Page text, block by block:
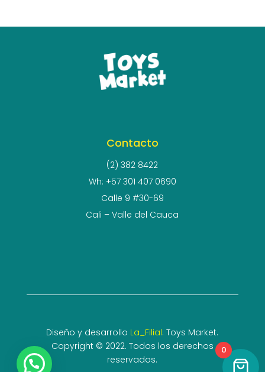
Contacto
(2) 382 8422
Wh: +57 301 407 0690
Calle 9 #30-69
Cali – Valle del Cauca
Diseño y desarrollo La_Filial. Toys Market.
Copyright © 2022. Todos los derechos
reservados.
0